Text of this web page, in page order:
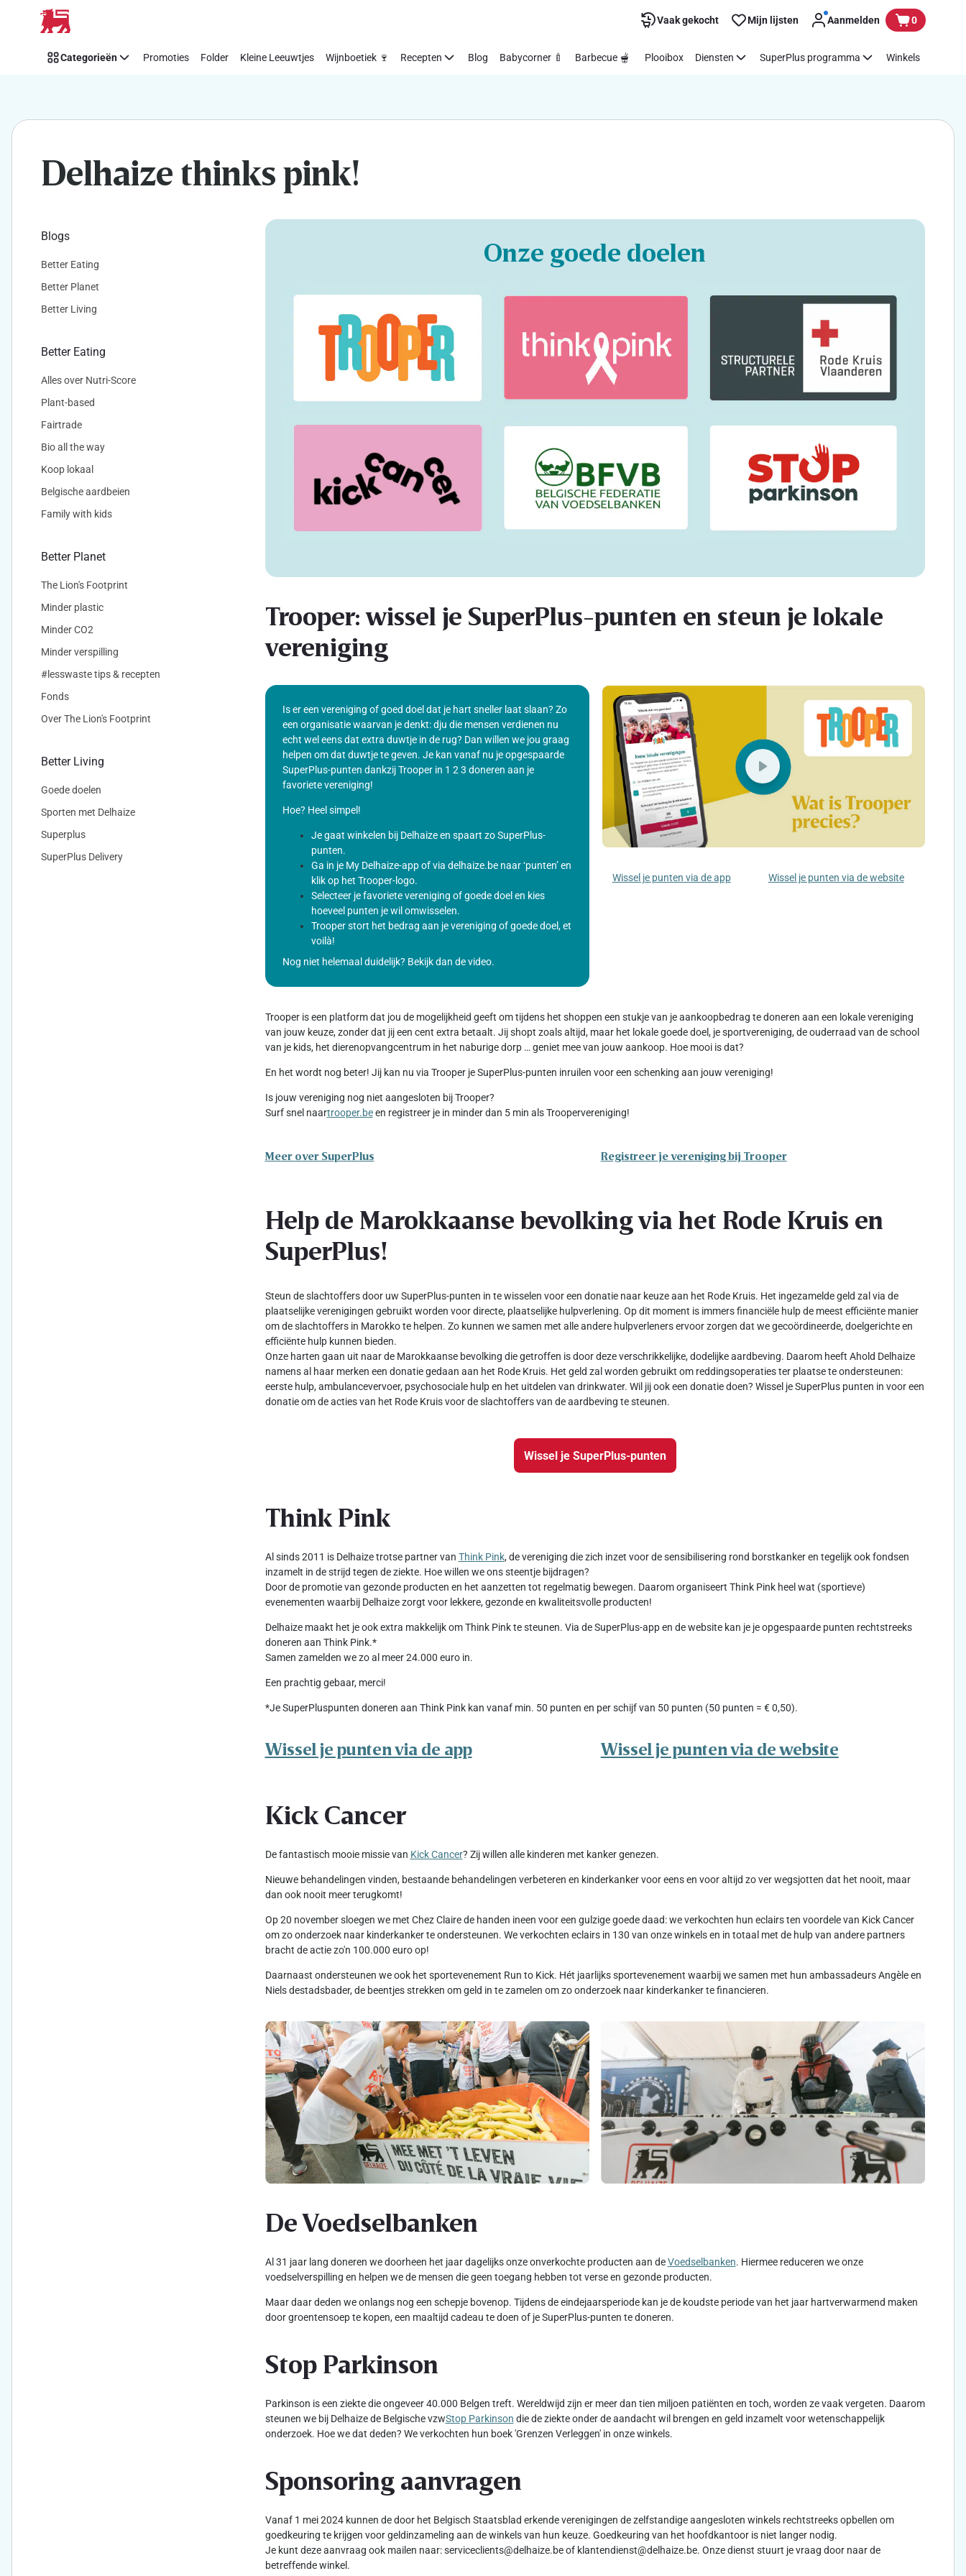
Overslaan
Makkelijk
Vaak gekocht Mijn lijsten Aanmelden 0
Categorieën Promoties Folder Kleine Leeuwtjes Wijnboetiek 🍷 Recepten Blog Babycorner 🍼 Barbecue 🫕 Plooibox Diensten SuperPlus programma Winkels
Delhaize thinks pink!
Blogs
Better Eating
Better Planet
Better Living
Better Eating
Alles over Nutri-Score
Plant-based
Fairtrade
Bio all the way
Koop lokaal
Belgische aardbeien
Family with kids
Better Planet
The Lion's Footprint
Minder plastic
Minder CO2
Minder verspilling
#lesswaste tips & recepten
Fonds
Over The Lion's Footprint
Better Living
Goede doelen
Sporten met Delhaize
Superplus
SuperPlus Delivery
Onze goede doelen
Trooper: wissel je SuperPlus-punten en steun je lokale
vereniging
Is er een vereniging of goed doel dat je hart sneller laat slaan? Zo
een organisatie waarvan je denkt: dju die mensen verdienen nu
echt wel eens dat extra duwtje in de rug? Dan willen we jou graag
helpen om dat duwtje te geven. Je kan vanaf nu je opgespaarde
SuperPlus-punten dankzij Trooper in 1 2 3 doneren aan je
favoriete vereniging!
Hoe? Heel simpel!
Je gaat winkelen bij Delhaize en spaart zo SuperPlus-
punten.
Ga in je My Delhaize-app of via delhaize.be naar ‘punten’ en
klik op het Trooper-logo.
Selecteer je favoriete vereniging of goede doel en kies
hoeveel punten je wil omwisselen.
Trooper stort het bedrag aan je vereniging of goede doel, et
voilà!
Nog niet helemaal duidelijk? Bekijk dan de video.
Wissel je punten via de app Wissel je punten via de website
Trooper is een platform dat jou de mogelijkheid geeft om tijdens het shoppen een stukje van je aankoopbedrag te doneren aan een lokale vereniging
van jouw keuze, zonder dat jij een cent extra betaalt. Jij shopt zoals altijd, maar het lokale goede doel, je sportvereniging, de ouderraad van de school
van je kids, het dierenopvangcentrum in het naburige dorp … geniet mee van jouw aankoop. Hoe mooi is dat?
En het wordt nog beter! Jij kan nu via Trooper je SuperPlus-punten inruilen voor een schenking aan jouw vereniging!
Is jouw vereniging nog niet aangesloten bij Trooper?
Surf snel naartrooper.been registreer je in minder dan 5 min als Troopervereniging!
Meer over SuperPlus Registreer je vereniging bij Trooper
Help de Marokkaanse bevolking via het Rode Kruis en
SuperPlus!
Steun de slachtoffers door uw SuperPlus-punten in te wisselen voor een donatie naar keuze aan het Rode Kruis. Het ingezamelde geld zal via de
plaatselijke verenigingen gebruikt worden voor directe, plaatselijke hulpverlening. Op dit moment is immers financiële hulp de meest efficiënte manier
om de slachtoffers in Marokko te helpen. Zo kunnen we samen met alle andere hulpverleners ervoor zorgen dat we gecoördineerde, doelgerichte en
efficiënte hulp kunnen bieden.
Onze harten gaan uit naar de Marokkaanse bevolking die getroffen is door deze verschrikkelijke, dodelijke aardbeving. Daarom heeft Ahold Delhaize
namens al haar merken een donatie gedaan aan het Rode Kruis. Het geld zal worden gebruikt om reddingsoperaties ter plaatse te ondersteunen:
eerste hulp, ambulancevervoer, psychosociale hulp en het uitdelen van drinkwater. Wil jij ook een donatie doen? Wissel je SuperPlus punten in voor een
donatie om de acties van het Rode Kruis voor de slachtoffers van de aardbeving te steunen.
Wissel je SuperPlus-punten
Think Pink
Al sinds 2011 is Delhaize trotse partner van Think Pink, de vereniging die zich inzet voor de sensibilisering rond borstkanker en tegelijk ook fondsen
inzamelt in de strijd tegen de ziekte. Hoe willen we ons steentje bijdragen?
Door de promotie van gezonde producten en het aanzetten tot regelmatig bewegen. Daarom organiseert Think Pink heel wat (sportieve)
evenementen waarbij Delhaize zorgt voor lekkere, gezonde en kwaliteitsvolle producten!
Delhaize maakt het je ook extra makkelijk om Think Pink te steunen. Via de SuperPlus-app en de website kan je je opgespaarde punten rechtstreeks
doneren aan Think Pink.*
Samen zamelden we zo al meer 24.000 euro in.
Een prachtig gebaar, merci!
*Je SuperPluspunten doneren aan Think Pink kan vanaf min. 50 punten en per schijf van 50 punten (50 punten = € 0,50).
Wissel je punten via de app Wissel je punten via de website
Kick Cancer
De fantastisch mooie missie van Kick Cancer? Zij willen alle kinderen met kanker genezen.
Nieuwe behandelingen vinden, bestaande behandelingen verbeteren en kinderkanker voor eens en voor altijd zo ver wegsjotten dat het nooit, maar
dan ook nooit meer terugkomt!
Op 20 november sloegen we met Chez Claire de handen ineen voor een gulzige goede daad: we verkochten hun eclairs ten voordele van Kick Cancer
om zo onderzoek naar kinderkanker te ondersteunen. We verkochten eclairs in 130 van onze winkels en in totaal met de hulp van andere partners
bracht de actie zo'n 100.000 euro op!
Daarnaast ondersteunen we ook het sportevenement Run to Kick. Hét jaarlijks sportevenement waarbij we samen met hun ambassadeurs Angèle en
Niels destadsbader, de beentjes strekken om geld in te zamelen om zo onderzoek naar kinderkanker te financieren.
De Voedselbanken
Al 31 jaar lang doneren we doorheen het jaar dagelijks onze onverkochte producten aan deVoedselbanken. Hiermee reduceren we onze
voedselverspilling en helpen we de mensen die geen toegang hebben tot verse en gezonde producten.
Maar daar deden we onlangs nog een schepje bovenop. Tijdens de eindejaarsperiode kan je de koudste periode van het jaar hartverwarmend maken
door groentensoep te kopen, een maaltijd cadeau te doen of je SuperPlus-punten te doneren.
Stop Parkinson
Parkinson is een ziekte die ongeveer 40.000 Belgen treft. Wereldwijd zijn er meer dan tien miljoen patiënten en toch, worden ze vaak vergeten. Daarom
steunen we bij Delhaize de Belgische vzwStop Parkinson die de ziekte onder de aandacht wil brengen en geld inzamelt voor wetenschappelijk
onderzoek. Hoe we dat deden? We verkochten hun boek 'Grenzen Verleggen' in onze winkels.
Sponsoring aanvragen
Vanaf 1 mei 2024 kunnen de door het Belgisch Staatsblad erkende verenigingen de zelfstandige aangesloten winkels rechtstreeks opbellen om
goedkeuring te krijgen voor geldinzameling aan de winkels van hun keuze. Goedkeuring van het hoofdkantoor is niet langer nodig.
Je kunt deze aanvraag ook mailen naar: serviceclients@delhaize.be of klantendienst@delhaize.be. Onze dienst stuurt je vraag door naar de
betreffende winkel.